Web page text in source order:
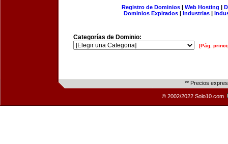
Registro de Dominios| Web Hosting |
Dominios Expirados | Industrias |
Categorías de Dominio:
[Pág.
** Precios
© 2002/2022 Solo10.com